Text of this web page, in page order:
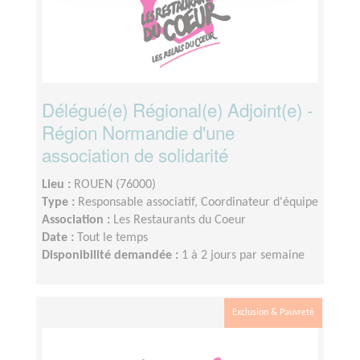
Délégué(e) Régional(e) Adjoint(e) -
Région Normandie d'une
association de solidarité
Lieu : ROUEN (76000)
Type : Responsable associatif, Coordinateur d'équipe
Association : Les Restaurants du Coeur
Date :
Tout le temps
Disponibilité demandée : 1 à 2 jours par semaine
Exclusion & Pauvreté